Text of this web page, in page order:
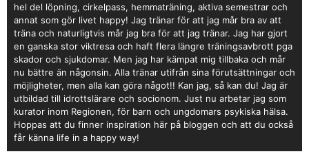
hel del löpning, cirkelpass, hemmaträning, aktiva semestrar och
annat som gör livet happy! Jag tränar för att jag mår bra av att
träna och naturligtvis mår jag bra för att jag tränar. Jag har gjort
en ganska stor viktresa och haft flera längre träningsavbrott pga
skador och sjukdomar. Men jag har kämpat mig tillbaka och mår
nu bättre än någonsin. Alla tränar utifrån sina förutsättningar och
möjligheter, men alla kan göra något!! Kan jag, så kan du! Jag är
utbildad till idrottslärare och socionom. Just nu arbetar jag som
kurator inom Regionen, för barn och ungdomars psykiska hälsa.
Hoppas att du finner inspiration här på bloggen och att du också
får känna life in a happy way!